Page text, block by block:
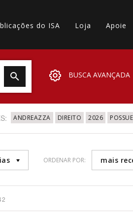
do ISA Loja Apoie
BUSCA AVANÇADA
ANDREAZZA DIREITO 2026
ORDENAR POR: mais